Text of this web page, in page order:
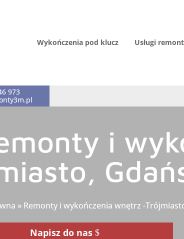
Wykończenia pod klucz Usługi
973
i
» Remonty i wykończenia wnętrz -
Napisz do nas